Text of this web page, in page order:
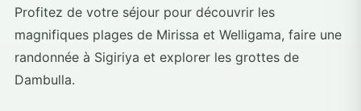
Profitez de votre séjour pour découvrir les
magnifiques plages de Mirissa et Welligama, faire une
randonnée à Sigiriya et explorer les grottes de
Dambulla.